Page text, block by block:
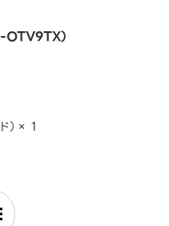
）
）× 1